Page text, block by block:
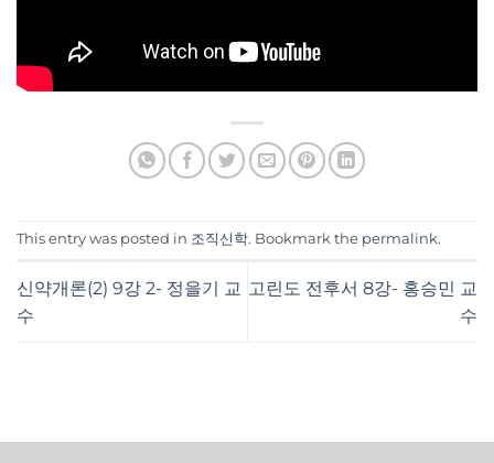
This entry was posted in 조직신학. Bookmark the permalink.
신약개론(2) 9강 2- 정을기 교
수
고린도 전후서 8강- 홍승민 교
수